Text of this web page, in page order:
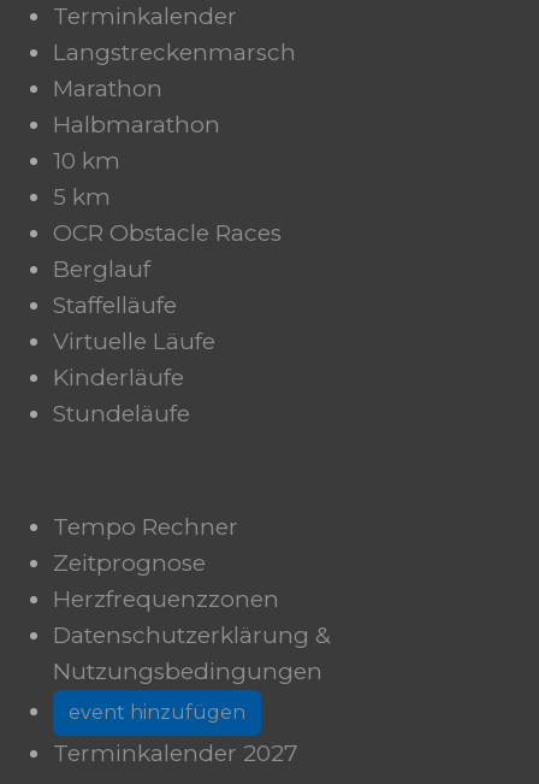
Terminkalender
Langstreckenmarsch
Marathon
Halbmarathon
10 km
5 km
OCR Obstacle Races
Berglauf
Staffelläufe
Virtuelle Läufe
Kinderläufe
Stundeläufe
Tempo Rechner
Zeitprognose
Herzfrequenzzonen
Datenschutzerklärung &
Nutzungsbedingungen
event hinzufügen
Terminkalender 2027